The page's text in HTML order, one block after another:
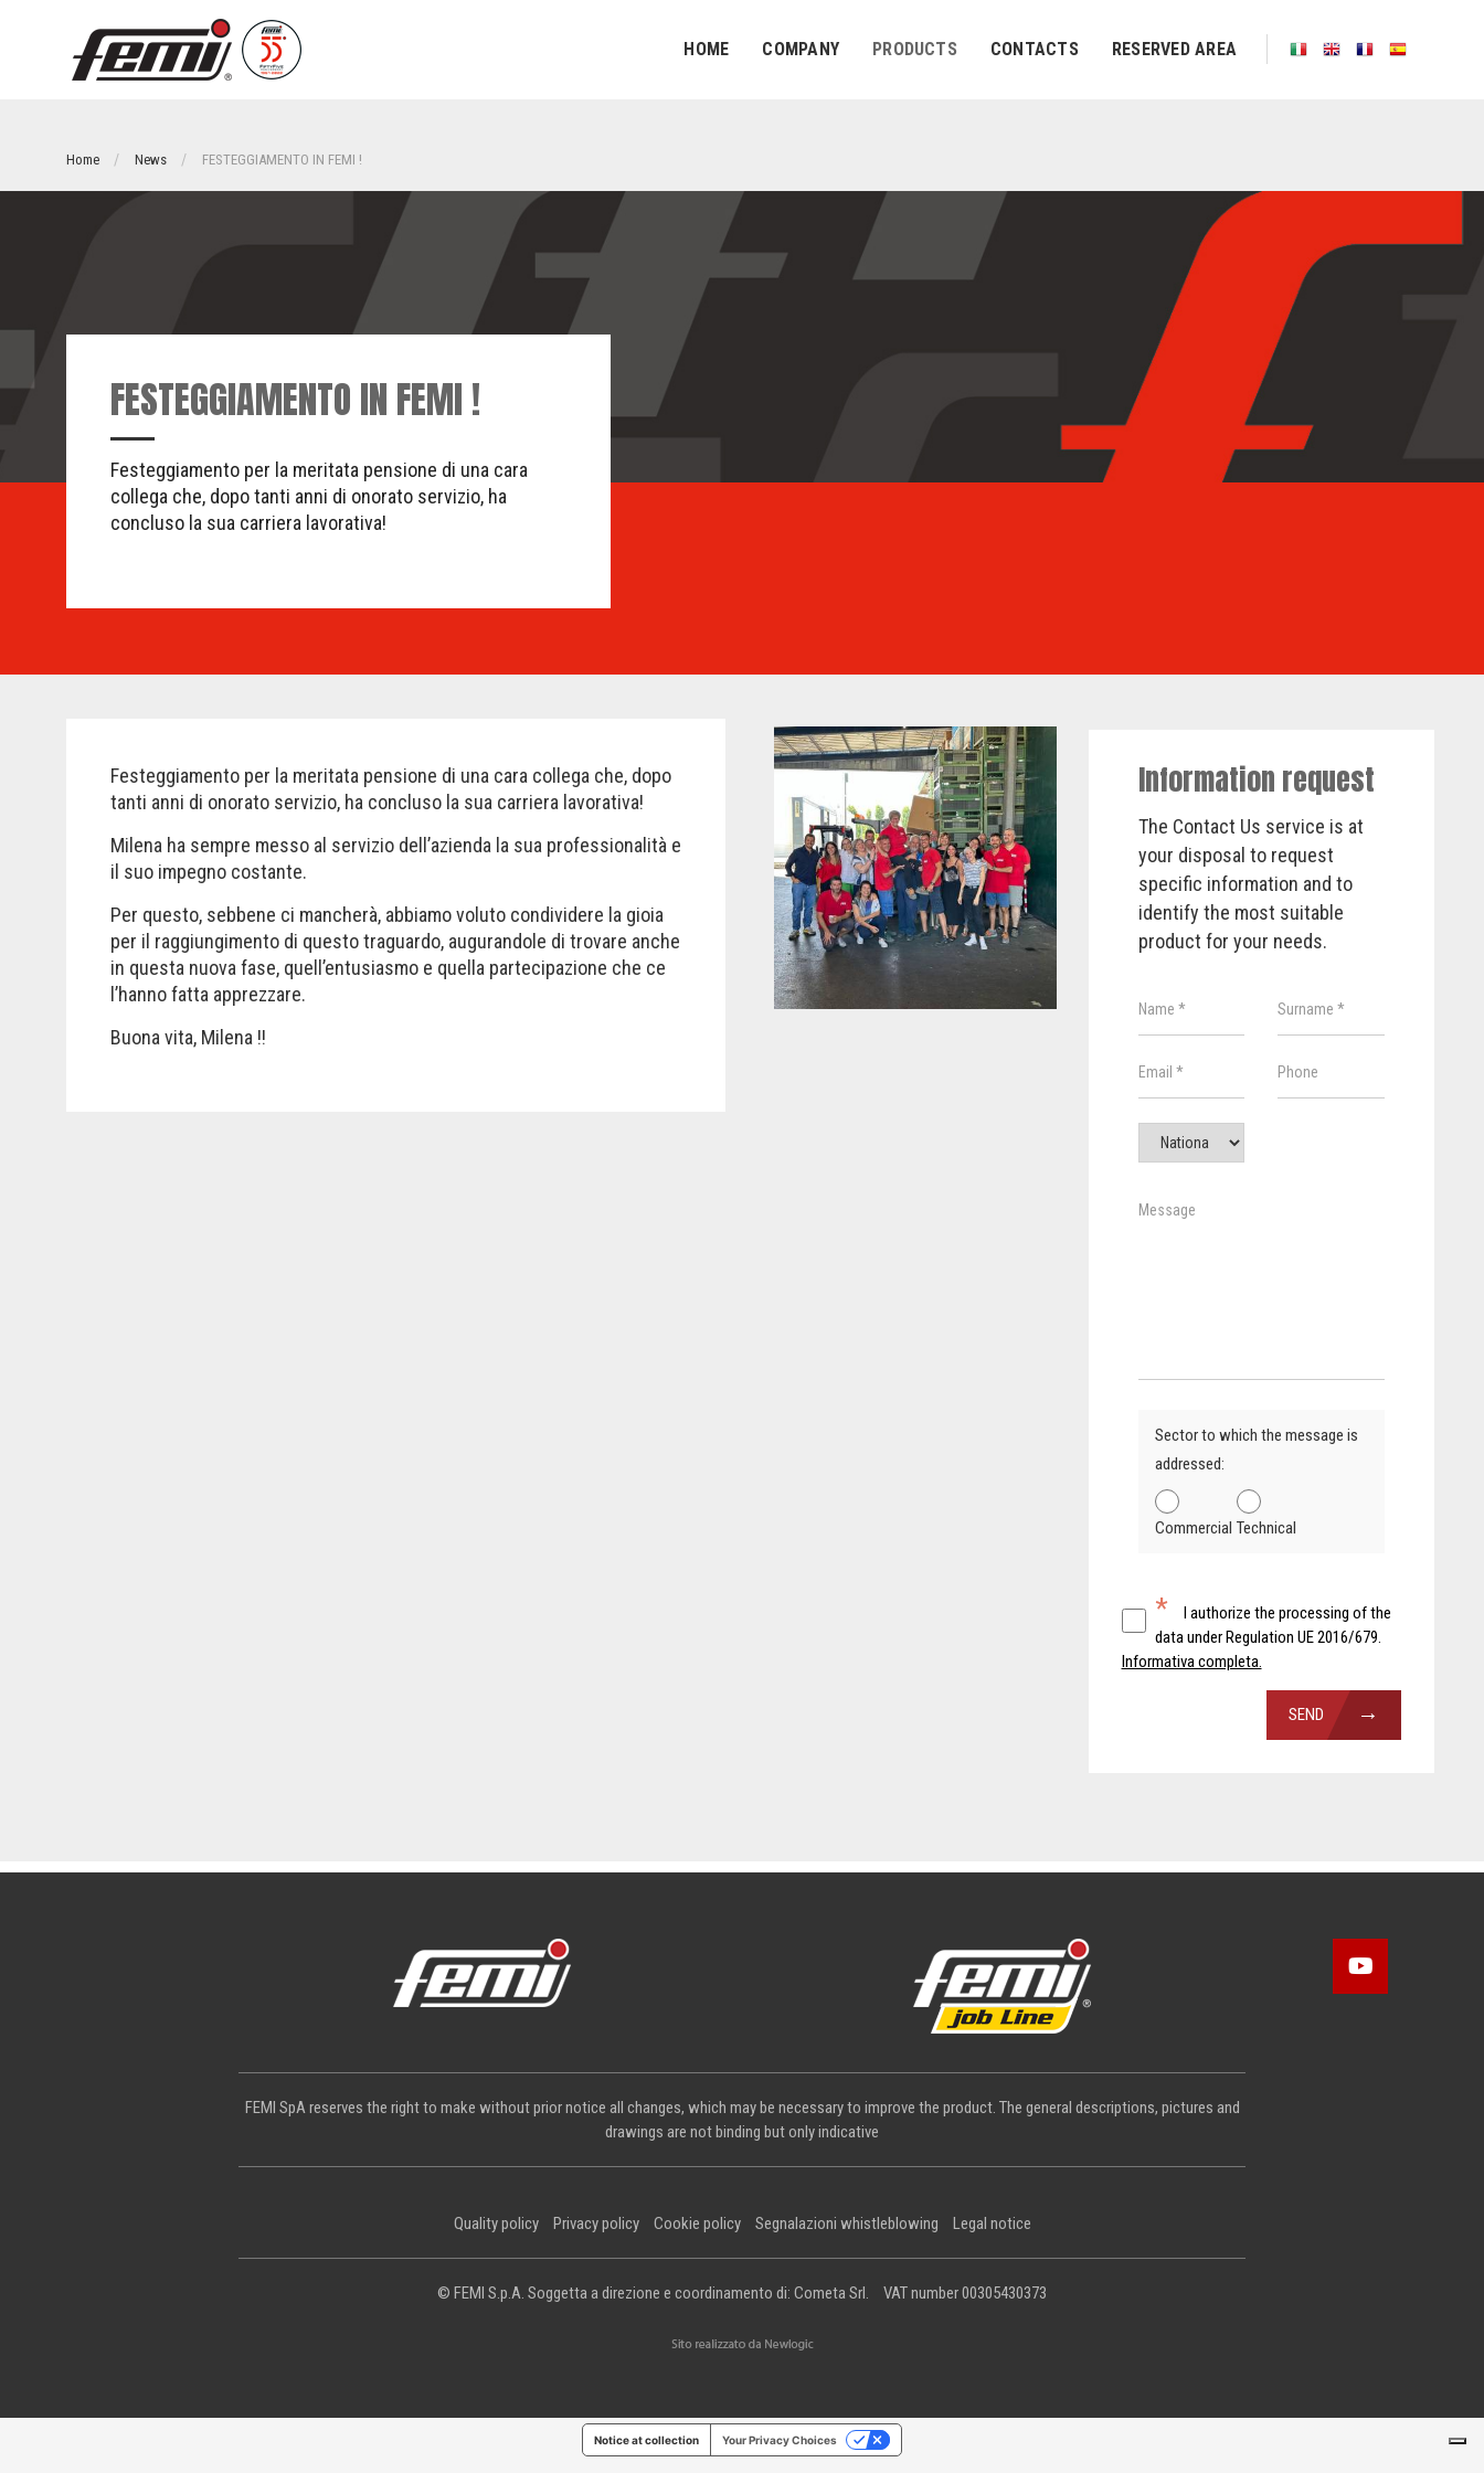
HOME COMPANY PRODUCTS CONTACTS RESERVED AREA
Home News FESTEGGIAMENTO IN FEMI !
FESTEGGIAMENTO IN FEMI !
Festeggiamento per la meritata pensione di una cara
collega che, dopo tanti anni di onorato servizio, ha
concluso la sua carriera lavorativa!
Festeggiamento per la meritata pensione di una cara collega che, dopo
tanti anni di onorato servizio, ha concluso la sua carriera lavorativa!
Milena ha sempre messo al servizio dell’azienda la sua professionalità e
il suo impegno costante.
Per questo, sebbene ci mancherà, abbiamo voluto condividere la gioia
per il raggiungimento di questo traguardo, augurandole di trovare anche
in questa nuova fase, quell’entusiasmo e quella partecipazione che ce
l’hanno fatta apprezzare.
Buona vita, Milena !!
Information request
The Contact Us service is at
your disposal to request
specific information and to
identify the most suitable
product for your needs.
Sector to which the message is
addressed:
Commercial Technical
*
I authorize the processing of the
data under Regulation UE 2016/679.
Informativa completa.
SEND →
FEMI SpA reserves the right to make without prior notice all changes, which may be necessary to improve the product. The general descriptions, pictures and
drawings are not binding but only indicative
Quality policy Privacy policy Cookie policy Segnalazioni whistleblowing Legal notice
© FEMI S.p.A. Soggetta a direzione e coordinamento di: Cometa Srl. VAT number 00305430373
Notice at collection Your Privacy Choices